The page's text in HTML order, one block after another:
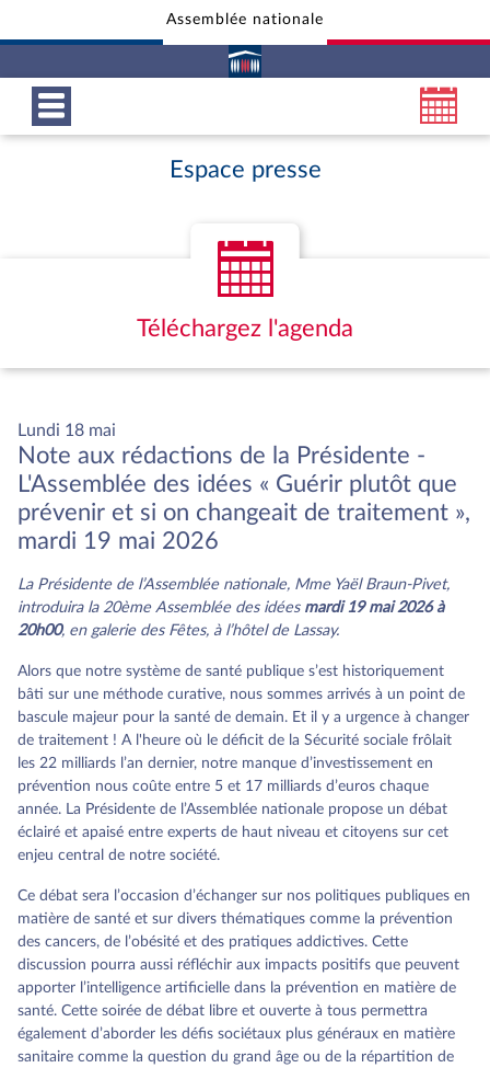
Aller en bas de la pageAssemblée nationale
Espace presse
Téléchargez l'agenda
Lundi 18 mai
Note aux rédactions de la Présidente -
L'Assemblée des idées « Guérir plutôt que
prévenir et si on changeait de traitement »,
mardi 19 mai 2026
La Présidente de l’Assemblée nationale, Mme Yaël Braun-Pivet,
introduira la 20ème Assemblée des idées mardi 19 mai 2026 à
20h00, en galerie des Fêtes, à l’hôtel de Lassay.
Alors que notre système de santé publique s’est historiquement
bâti sur une méthode curative, nous sommes arrivés à un point de
bascule majeur pour la santé de demain. Et il y a urgence à changer
de traitement ! A l'heure où le déficit de la Sécurité sociale frôlait
les 22 milliards l’an dernier, notre manque d’investissement en
prévention nous coûte entre 5 et 17 milliards d’euros chaque
année. La Présidente de l’Assemblée nationale propose un débat
éclairé et apaisé entre experts de haut niveau et citoyens sur cet
enjeu central de notre société.
Ce débat sera l’occasion d’échanger sur nos politiques publiques en
matière de santé et sur divers thématiques comme la prévention
des cancers, de l’obésité et des pratiques addictives. Cette
discussion pourra aussi réfléchir aux impacts positifs que peuvent
apporter l’intelligence artificielle dans la prévention en matière de
santé. Cette soirée de débat libre et ouverte à tous permettra
également d’aborder les défis sociétaux plus généraux en matière
sanitaire comme la question du grand âge ou de la répartition de